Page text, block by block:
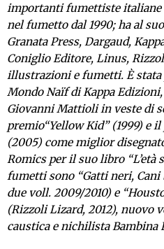
importanti fumettiste
nel fumetto dal 1990; ha al
Granata Press, Dargaud,
Coniglio Editore, Linus,
illustrazioni e fumetti. È stata
Mondo Naïf di Kappa
Giovanni Mattioli in veste di
premio“Yellow Kid” (1999) e
(2005) come miglior
Romics per il suo libro “L’età
fumetti sono “Gatti neri, Cani
due voll. 2009/2010) e
(Rizzoli Lizard, 2012), nuovo
caustica e nichilista Bambina